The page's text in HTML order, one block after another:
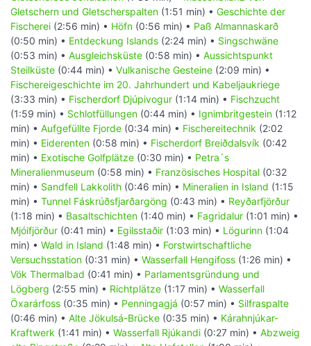
Gletschern und Gletscherspalten (1:51 min) • Geschichte der
Fischerei (2:56 min) • Höfn (0:56 min) • Paß Almannaskarð
(0:50 min) • Entdeckung Islands (2:24 min) • Singschwäne
(0:53 min) • Ausgleichsküste (0:58 min) • Aussichtspunkt
Steilküste (0:44 min) • Vulkanische Gesteine (2:09 min) •
Fischereigeschichte im 20. Jahrhundert und Kabeljaukriege
(3:33 min) • Fischerdorf Djúpivogur (1:14 min) • Fischzucht
(1:59 min) • Schlotfüllungen (0:44 min) • Ignimbritgestein (1:12
min) • Aufgefüllte Fjorde (0:34 min) • Fischereitechnik (2:02
min) • Eiderenten (0:58 min) • Fischerdorf Breiðdalsvík (0:42
min) • Exotische Golfplätze (0:30 min) • Petra´s
Mineralienmuseum (0:58 min) • Französisches Hospital (0:32
min) • Sandfell Lakkolith (0:46 min) • Mineralien in Island (1:15
min) • Tunnel Fáskrúðsfjarðargöng (0:43 min) • Reyðarfjörður
(1:18 min) • Basaltschichten (1:40 min) • Fagridalur (1:01 min) •
Mjóifjörður (0:41 min) • Egilsstaðir (1:03 min) • Lögurinn (1:04
min) • Wald in Island (1:48 min) • Forstwirtschaftliche
Versuchsstation (0:31 min) • Wasserfall Hengifoss (1:26 min) •
Vök Thermalbad (0:41 min) • Parlamentsgründung und
Lögberg (2:55 min) • Richtplätze (1:17 min) • Wasserfall
Öxarárfoss (0:35 min) • Penningagjá (0:57 min) • Silfraspalte
(0:46 min) • Alte Jökulsá-Brücke (0:35 min) • Kárahnjúkar-
Kraftwerk (1:41 min) • Wasserfall Rjúkandi (0:27 min) • Abzweig